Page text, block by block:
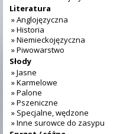
Literatura
» Anglojęzyczna
» Historia
» Niemieckojęzyczna
» Piwowarstwo
Słody
» Jasne
» Karmelowe
» Palone
» Pszeniczne
» Specjalne, wędzone
» Inne surowce do zasypu